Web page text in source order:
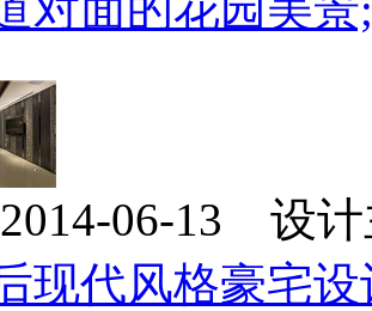
2014-06-13 设
现代风格豪宅